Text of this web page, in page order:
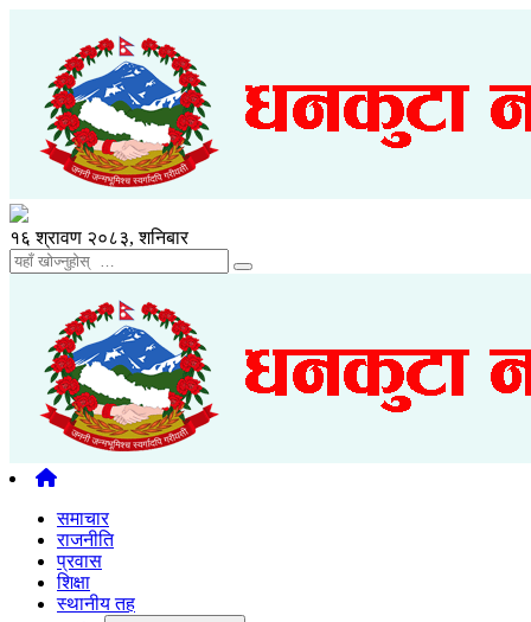
१६ श्रावण २०८३, शनिबार
समाचार
राजनीति
प्रवास
शिक्षा
स्थानीय तह